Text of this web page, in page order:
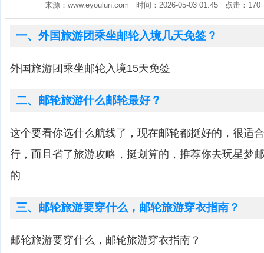
来源：www.eyoulun.com 时间：2026-05-03 01:45 点击：
一、外国旅游团乘坐邮轮入境几天免签？
外国旅游团乘坐邮轮入境15天免签
二、邮轮旅游什么邮轮最好？
这个要看你选什么航线了，现在邮轮都挺好的，很适
行，而且省了旅游攻略，挺划算的，推荐你去玩星梦
的
三、邮轮旅游要穿什么，邮轮旅游穿衣指南？
邮轮旅游要穿什么，邮轮旅游穿衣指南？